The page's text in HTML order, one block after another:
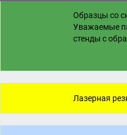
Образцы со
Уважаемые
стенды с
Лазерная